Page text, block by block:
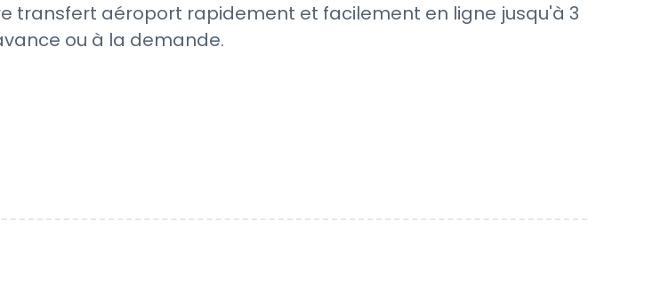
transfert aéroport rapidement et facilement en ligne jusqu'à 3
ou à la demande.